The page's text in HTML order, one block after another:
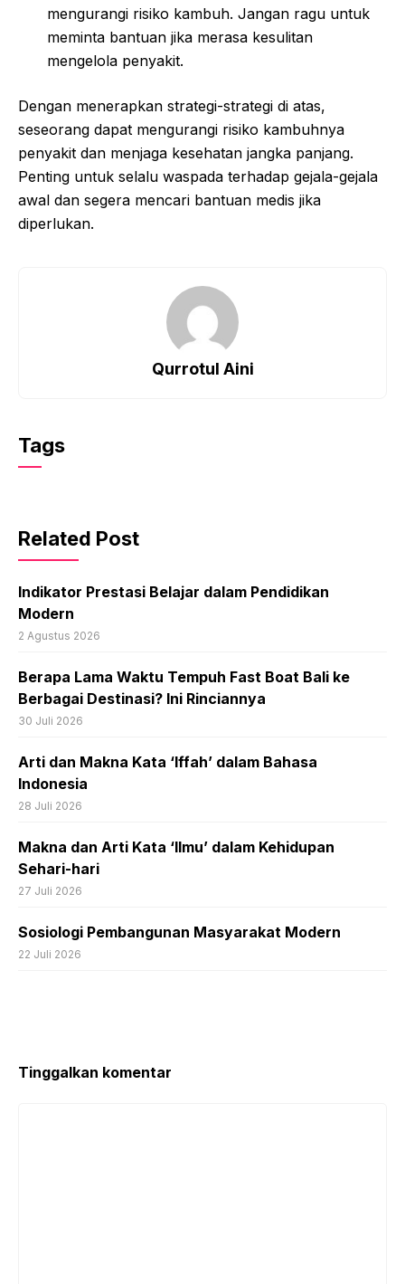
mengurangi risiko kambuh. Jangan ragu untuk
meminta bantuan jika merasa kesulitan
mengelola penyakit.
Dengan menerapkan strategi-strategi di atas,
seseorang dapat mengurangi risiko kambuhnya
penyakit dan menjaga kesehatan jangka panjang.
Penting untuk selalu waspada terhadap gejala-gejala
awal dan segera mencari bantuan medis jika
diperlukan.
Qurrotul Aini
Tags
Related Post
Indikator Prestasi Belajar dalam Pendidikan
Modern
2 Agustus 2026
Berapa Lama Waktu Tempuh Fast Boat Bali ke
Berbagai Destinasi? Ini Rinciannya
30 Juli 2026
Arti dan Makna Kata ‘Iffah’ dalam Bahasa
Indonesia
28 Juli 2026
Makna dan Arti Kata ‘Ilmu’ dalam Kehidupan
Sehari-hari
27 Juli 2026
Sosiologi Pembangunan Masyarakat Modern
22 Juli 2026
Tinggalkan komentar